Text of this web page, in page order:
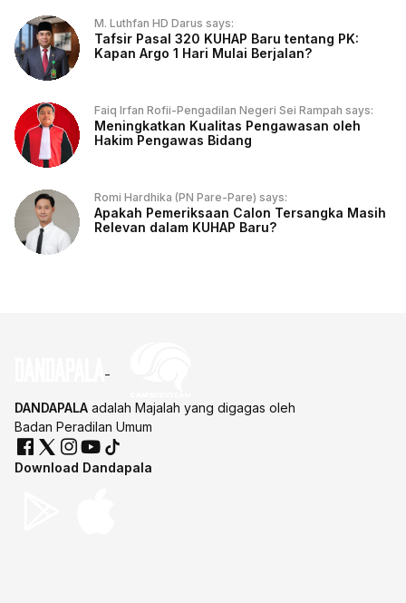
M. Luthfan HD Darus says:
Tafsir Pasal 320 KUHAP Baru tentang PK:
Kapan Argo 1 Hari Mulai Berjalan?
Faiq Irfan Rofii-Pengadilan Negeri Sei Rampah says:
Meningkatkan Kualitas Pengawasan oleh
Hakim Pengawas Bidang
Romi Hardhika (PN Pare-Pare) says:
Apakah Pemeriksaan Calon Tersangka Masih
Relevan dalam KUHAP Baru?
DANDAPALA adalah Majalah yang digagas oleh
Badan Peradilan Umum
Download Dandapala